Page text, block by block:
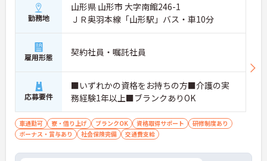
勤務地
山形県 山形市 大字南館246-1
ＪＲ奥羽本線「山形駅」バス・車10分
雇用形態 契約社員・嘱託社員
応募要件
■いずれかの資格をお持ちの方■介護の実
務経験1年以上■ブランクありOK
車通勤可 寮・借り上げ ブランクOK 資格取得サポート
研修制度あり
ボーナス・賞与あり
社会保険完備 交通費支給